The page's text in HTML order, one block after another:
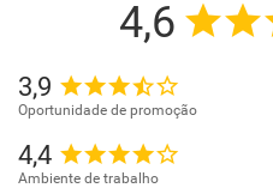
4,6
3,9
Oportunidade de promoção
4,4
Ambiente de trabalho